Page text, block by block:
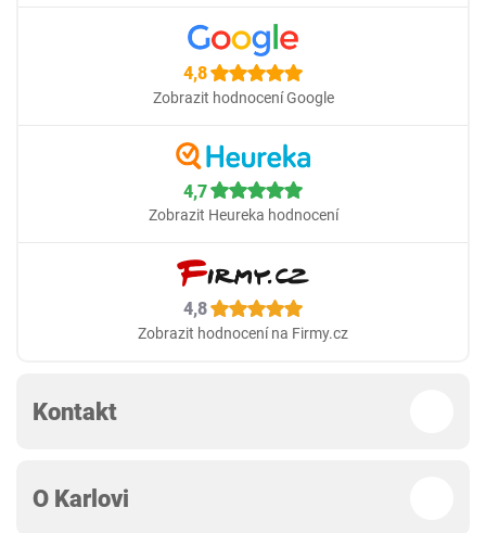
4,8
Zobrazit hodnocení Google
4,7
Zobrazit Heureka hodnocení
4,8
Zobrazit hodnocení na Firmy.cz
Kontakt
O Karlovi